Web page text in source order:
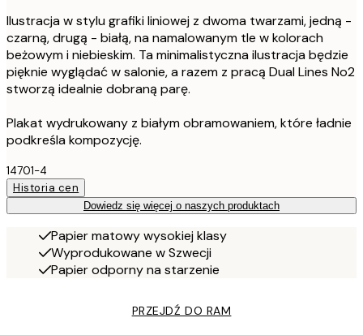
Ilustracja w stylu grafiki liniowej z dwoma twarzami, jedną -
czarną, drugą - białą, na namalowanym tle w kolorach
beżowym i niebieskim. Ta minimalistyczna ilustracja będzie
pięknie wyglądać w salonie, a razem z pracą Dual Lines No2
stworzą idealnie dobraną parę.
Plakat wydrukowany z białym obramowaniem, które ładnie
podkreśla kompozycję.
14701-4
Historia cen
Dowiedz się więcej o naszych produktach
Papier matowy wysokiej klasy
Wyprodukowane w Szwecji
Papier odporny na starzenie
PRZEJDŹ DO RAM